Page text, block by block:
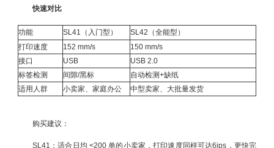
快速对比
功能 SL41（入门型）
SL42（全能型）
打印速度
152 mm/s
150 mm/s
接口
USB
USB 2.0
标签检测
间隙/黑标
自动检测+缺纸
适用人群
小卖家、家庭办公 中型卖家、大批量发货
购买建议：
SL41：适合日均 <200 单的小卖家，打印速度同样可达6ips，更快完